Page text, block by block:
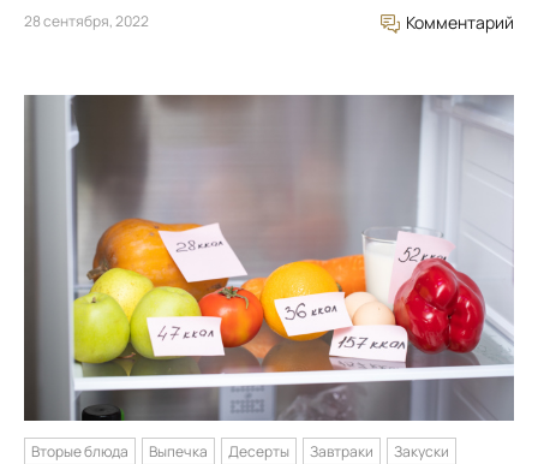
28 сентября, 2022 Комментарий
Вторые блюда Выпечка Десерты Завтраки
Закуски